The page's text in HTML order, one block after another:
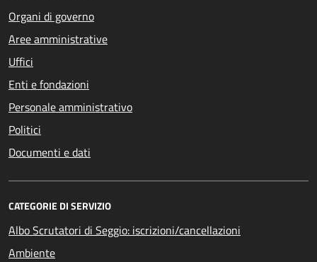
Organi di governo
Aree amministrative
Uffici
Enti e fondazioni
Personale amministrativo
Politici
Documenti e dati
CATEGORIE DI SERVIZIO
Albo Scrutatori di Seggio: iscrizioni/cancellazioni
Ambiente